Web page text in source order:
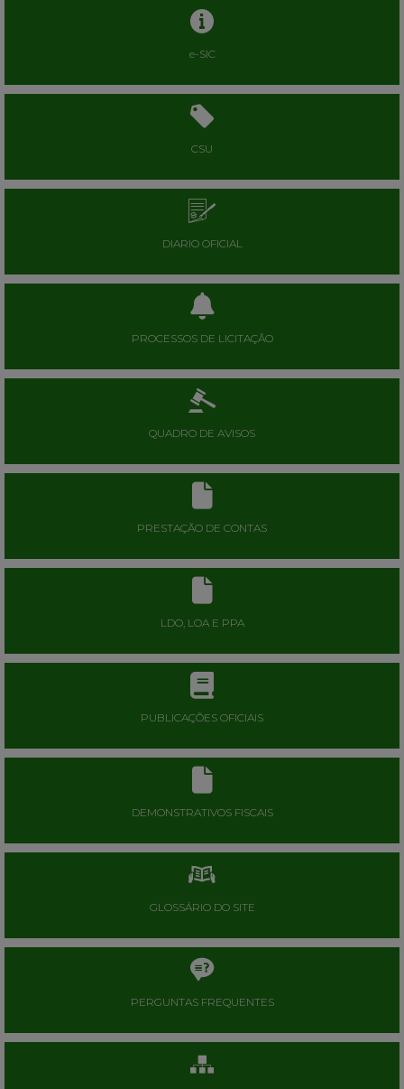
e-SIC
CSU
DIARIO OFICIAL
PROCESSOS DE LICITAÇÃO
QUADRO DE AVISOS
PRESTAÇÃO DE CONTAS
LDO, LOA E PPA
PUBLICAÇÕES OFICIAIS
DEMONSTRATIVOS FISCAIS
GLOSSÁRIO DO SITE
PERGUNTAS FREQUENTES